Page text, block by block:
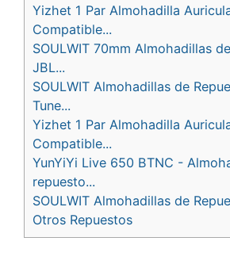
Yizhet 1 Par Almohadilla
Compatible...
SOULWIT 70mm Almohadillas
JBL...
SOULWIT Almohadillas de
Tune...
Yizhet 1 Par Almohadilla
Compatible...
YunYiYi Live 650 BTNC -
repuesto...
SOULWIT Almohadillas de
Otros Repuestos